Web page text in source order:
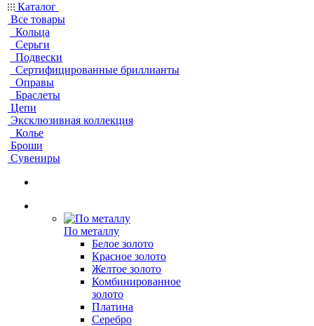
Каталог
Все товары
Кольца
Серьги
Подвески
Сертифицированные бриллианты
Оправы
Браслеты
Цепи
Эксклюзивная коллекция
Колье
Броши
Сувениры
По металлу
Белое золото
Красное золото
Желтое золото
Комбинированное
золото
Платина
Серебро